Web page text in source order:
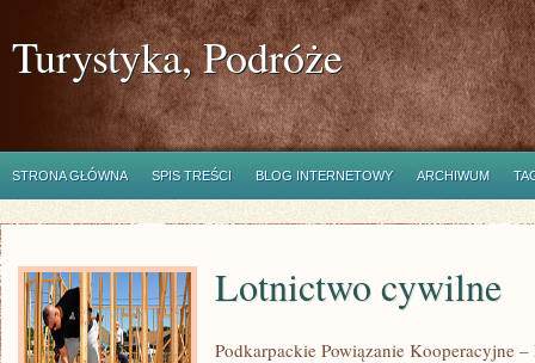
Turystyka, Podróże
STRONA GŁÓWNA SPIS TREŚCI BLOG INTERNETOWY ARCHIWUM
Lotnictwo cywilne
Podkarpackie Powiązanie Kooperacyjne